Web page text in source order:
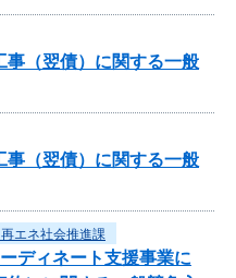
事（翌債）に関する一般
事（翌債）に関する一般
エネ社会推進課
ディネート支援事業に